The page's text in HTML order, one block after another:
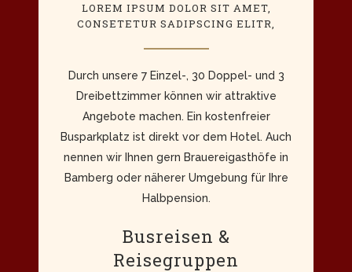
LOREM IPSUM DOLOR SIT AMET,
CONSETETUR SADIPSCING ELITR,
Durch unsere 7 Einzel-, 30 Doppel- und 3
Dreibettzimmer können wir attraktive
Angebote machen. Ein kostenfreier
Busparkplatz ist direkt vor dem Hotel. Auch
nennen wir Ihnen gern Brauereigasthöfe in
Bamberg oder näherer Umgebung für Ihre
Halbpension.
Busreisen &
Reisegruppen